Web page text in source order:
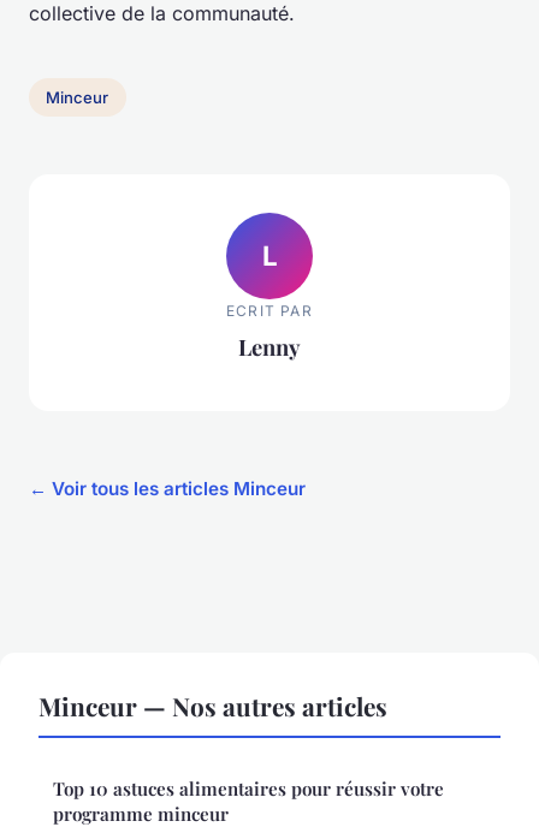
collective de la communauté.
Minceur
L
ECRIT PAR
Lenny
← Voir tous les articles Minceur
Minceur — Nos autres articles
Top 10 astuces alimentaires pour réussir votre
programme minceur